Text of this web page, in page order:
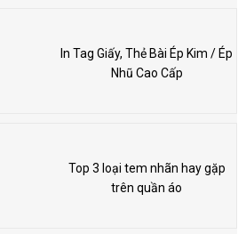
In Tag Giấy, Thẻ Bài Ép Kim / Ép
Nhũ Cao Cấp
Top 3 loại tem nhãn hay gặp
trên quần áo